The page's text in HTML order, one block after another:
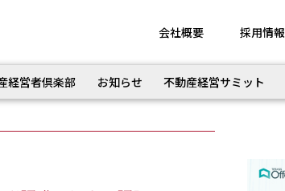
会社概要 採用情報
経営者倶楽部 お知らせ 不動産経営サミット